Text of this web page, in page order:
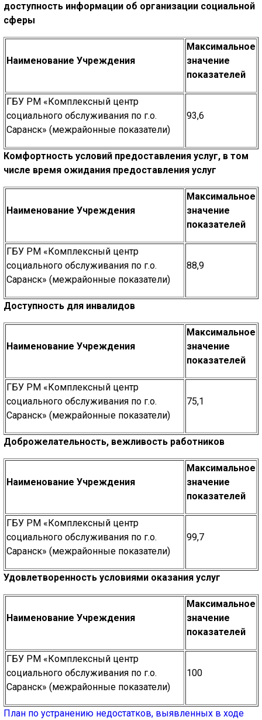
доступность информации об организации социальной
сферы
Наименование Учреждения
Максимальное
значение
показателей
ГБУ РМ «Комплексный центр
социального обслуживания по г.о.
Саранск» (межрайонные показатели)
93,6
Комфортность условий предоставления услуг, в том
числе время ожидания предоставления услуг
Наименование Учреждения
Максимальное
значение
показателей
ГБУ РМ «Комплексный центр
социального обслуживания по г.о.
Саранск» (межрайонные показатели)
88,9
Доступность для инвалидов
Наименование Учреждения
Максимальное
значение
показателей
ГБУ РМ «Комплексный центр
социального обслуживания по г.о.
Саранск» (межрайонные показатели)
75,1
Доброжелательность, вежливость работников
Наименование Учреждения
Максимальное
значение
показателей
ГБУ РМ «Комплексный центр
социального обслуживания по г.о.
Саранск» (межрайонные показатели)
99,7
Удовлетворенность условиями оказания услуг
Наименование Учреждения
Максимальное
значение
показателей
ГБУ РМ «Комплексный центр
социального обслуживания по г.о.
Саранск» (межрайонные показатели)
100
План по устранению недостатков, выявленных в ходе